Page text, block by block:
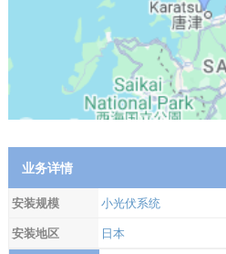
业务详情
安装规模
小光伏系统
安装地区
日本